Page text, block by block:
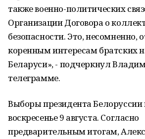
также военно-политических
Организации Договора о
безопасности. Это, несомненно,
коренным интересам братских
Беларуси», - подчеркнул
телеграмме.
Выборы президента
воскресенье 9 августа. Согласно
предварительным итогам,